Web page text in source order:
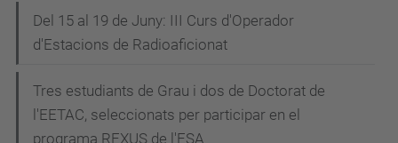
Del 15 al 19 de Juny: III Curs d'Operador
d'Estacions de Radioaficionat
Tres estudiants de Grau i dos de Doctorat de
l'EETAC, seleccionats per participar en el
programa REXUS de l'ESA